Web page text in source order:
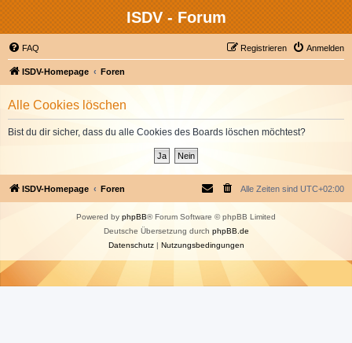
ISDV - Forum
FAQ Anmelden
Registrieren
ISDV-Homepage Foren
Alle Cookies löschen
Bist du dir sicher, dass du alle Cookies des Boards löschen möchtest?
ISDV-Homepage Foren Alle Zeiten sind UTC+02:00
Powered by phpBB® Forum Software © phpBB Limited
Deutsche Übersetzung durch phpBB.de
Datenschutz| Nutzungsbedingungen